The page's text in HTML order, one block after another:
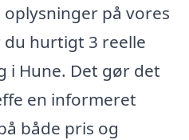
på vores
hurtigt 3 reelle
i Hune. Det gør det
en informeret
både pris og